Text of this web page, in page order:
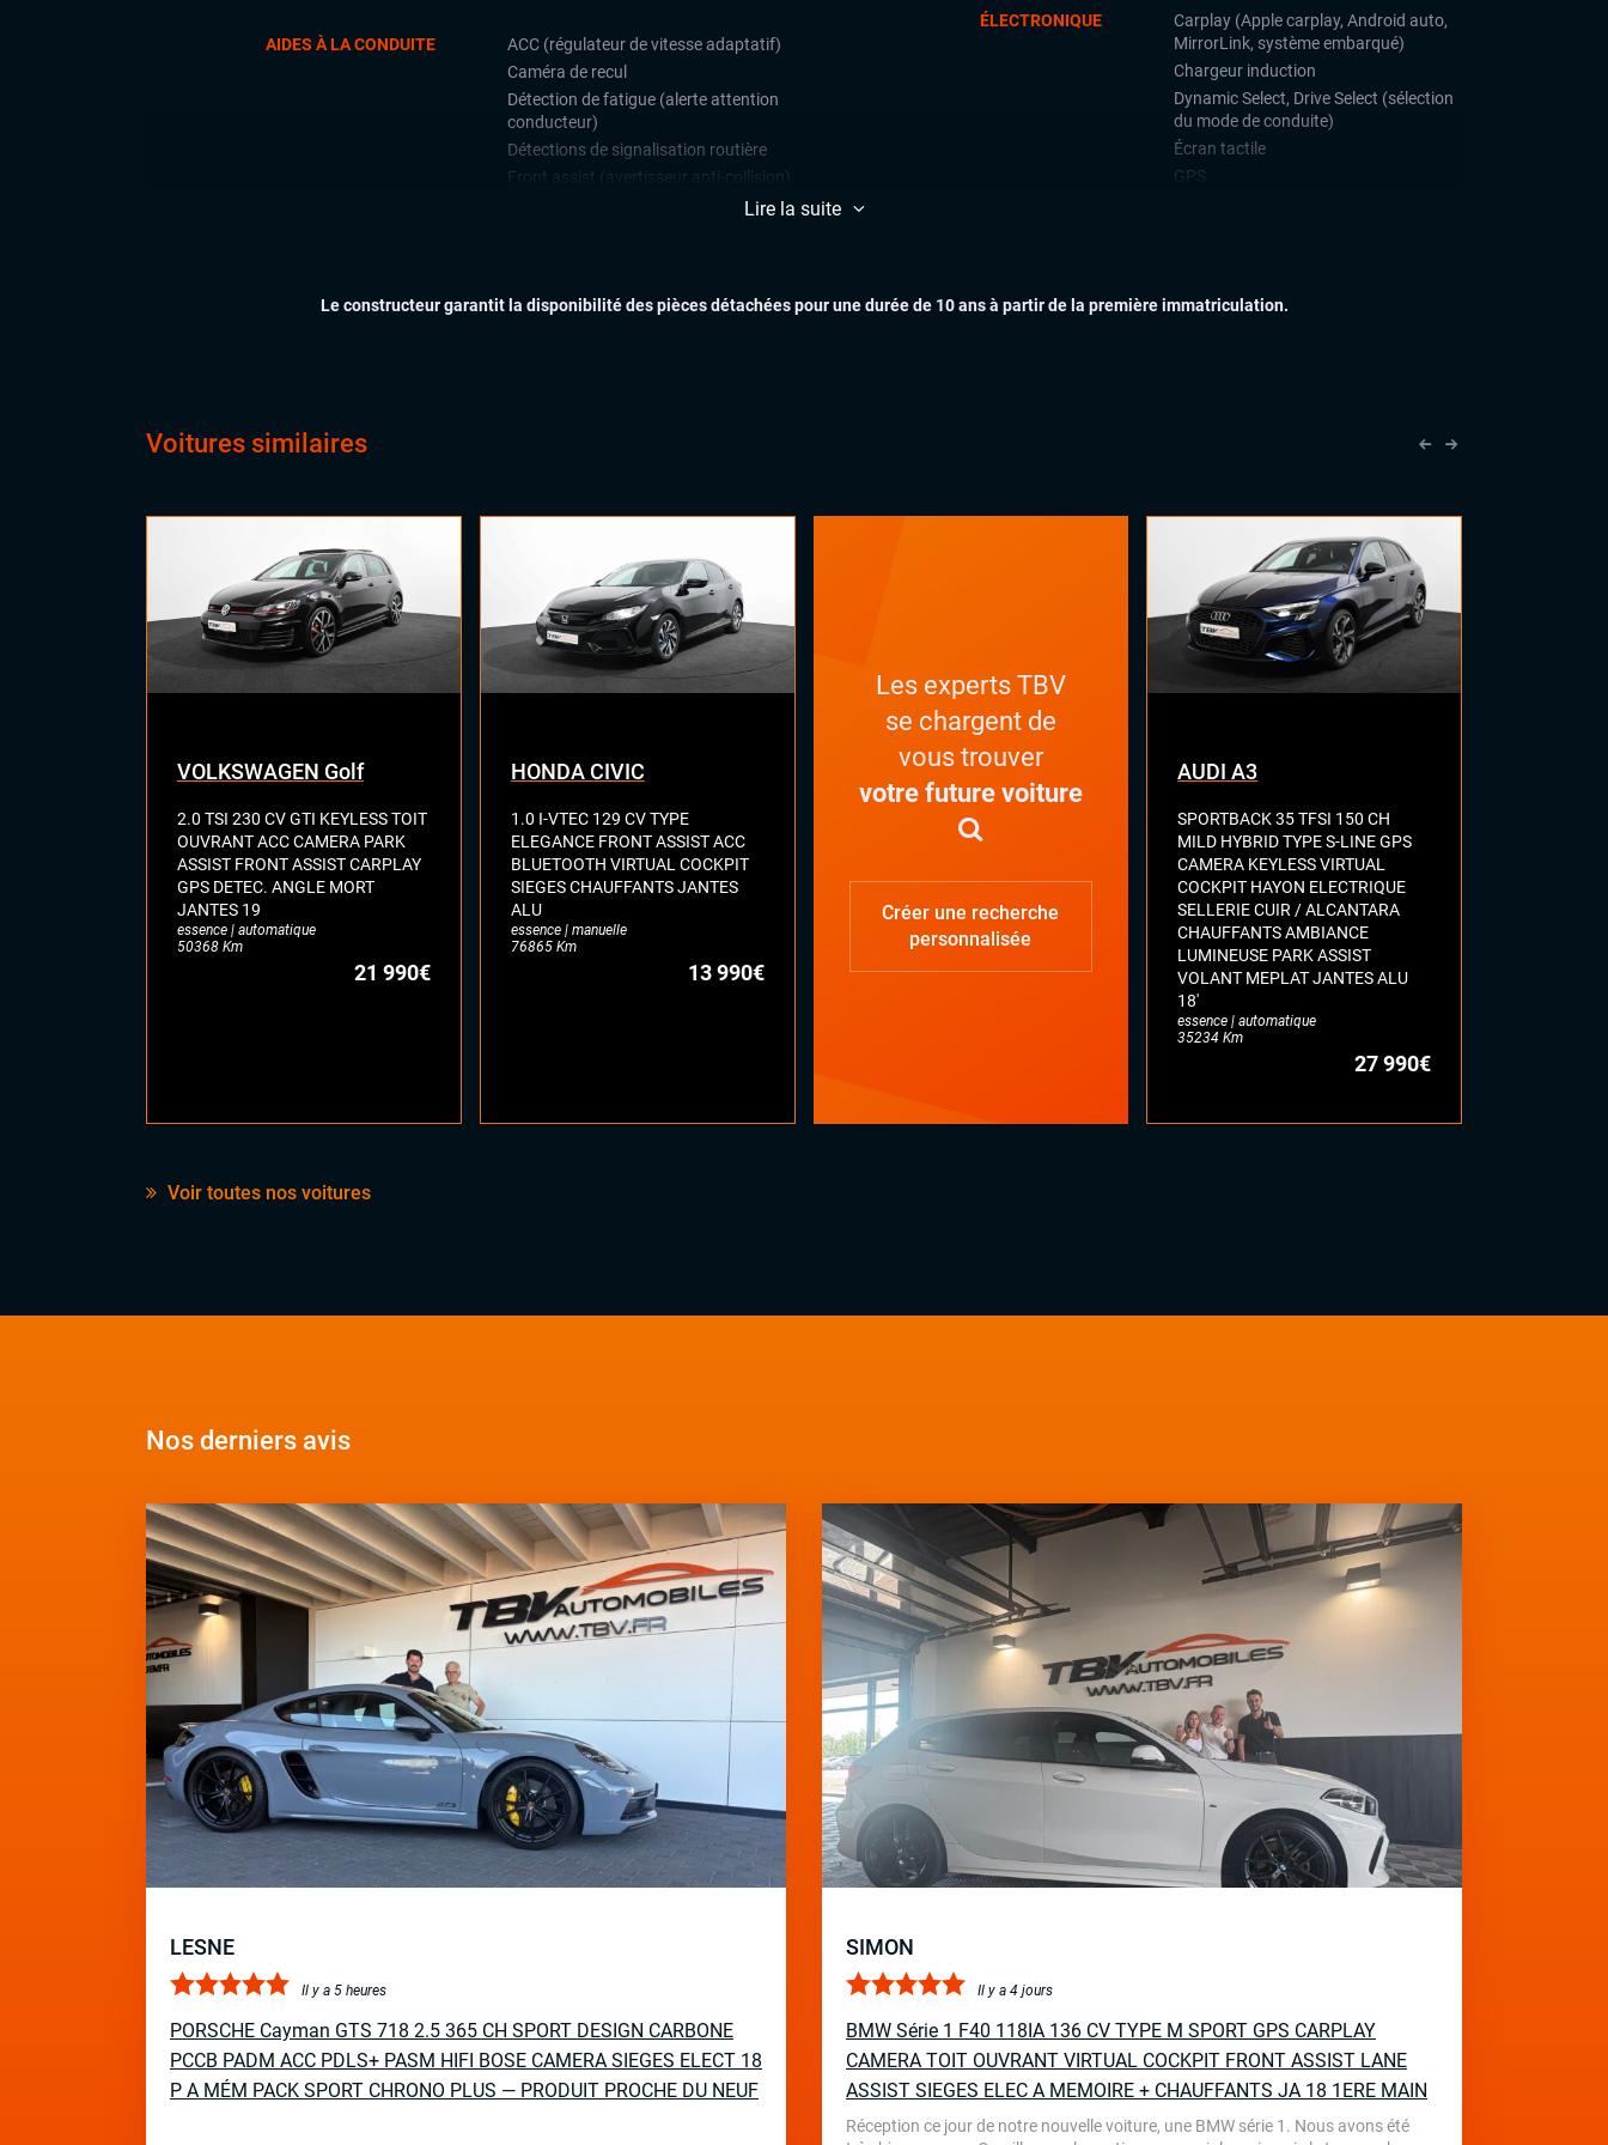
AIDES À LA CONDUITE
ACC (régulateur de vitesse adaptatif)
Caméra de recul
Détection de fatigue (alerte attention
conducteur)
Détections de signalisation routière
Front assist (avertisseur anti-collision)
Régulateur de vitesse
Volant chauffant
Volant multifonctions
ÉLECTRONIQUE
Carplay (Apple carplay, Android auto,
MirrorLink, système embarqué)
Chargeur induction
Dynamic Select, Drive Select (sélection
du mode de conduite)
Écran tactile
GPS
EXTÉRIEUR
Échappement sport
Sièges sport
Volant cuir
Lire la suite
Le constructeur garantit la disponibilité des pièces détachées pour une durée de 10 ans à partir de la première immatriculation.
Voitures similaires
VOLKSWAGEN Golf
2.0 TSI 230 CV GTI KEYLESS TOIT
OUVRANT ACC CAMERA PARK
ASSIST FRONT ASSIST CARPLAY
GPS DETEC. ANGLE MORT
JANTES 19
essence | automatique
50368 Km
21 990€
HONDA CIVIC
1.0 I-VTEC 129 CV TYPE
ELEGANCE FRONT ASSIST ACC
BLUETOOTH VIRTUAL COCKPIT
SIEGES CHAUFFANTS JANTES
ALU
essence | manuelle
76865 Km
13 990€
Les experts TBV
se chargent de
vous trouver
votre future voiture
Créer une recherche
personnalisée
AUDI A3
SPORTBACK 35 TFSI 150 CH
MILD HYBRID TYPE S-LINE GPS
CAMERA KEYLESS VIRTUAL
COCKPIT HAYON ELECTRIQUE
SELLERIE CUIR / ALCANTARA
CHAUFFANTS AMBIANCE
LUMINEUSE PARK ASSIST
VOLANT MEPLAT JANTES ALU
18'
essence | automatique
35234 Km
27 990€
Voir toutes nos voitures
Nos derniers avis
LESNE
Il y a 5 heures
PORSCHE Cayman GTS 718 2.5 365 CH SPORT DESIGN CARBONE
PCCB PADM ACC PDLS+ PASM HIFI BOSE CAMERA SIEGES ELECT 18
P A MÉM PACK SPORT CHRONO PLUS — PRODUIT PROCHE DU NEUF
SIMON
Il y a 4 jours
BMW Série 1 F40 118IA 136 CV TYPE M SPORT GPS CARPLAY
CAMERA TOIT OUVRANT VIRTUAL COCKPIT FRONT ASSIST LANE
ASSIST SIEGES ELEC A MEMOIRE + CHAUFFANTS JA 18 1ERE MAIN
Réception ce jour de notre nouvelle voiture, une BMW série 1. Nous avons été